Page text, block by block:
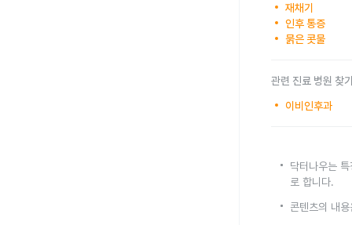
재채기
인후 통증
묽은 콧물
관련 진료 병원 찾
이비인후과
닥터나우는
로 합니다.
콘텐츠의 내